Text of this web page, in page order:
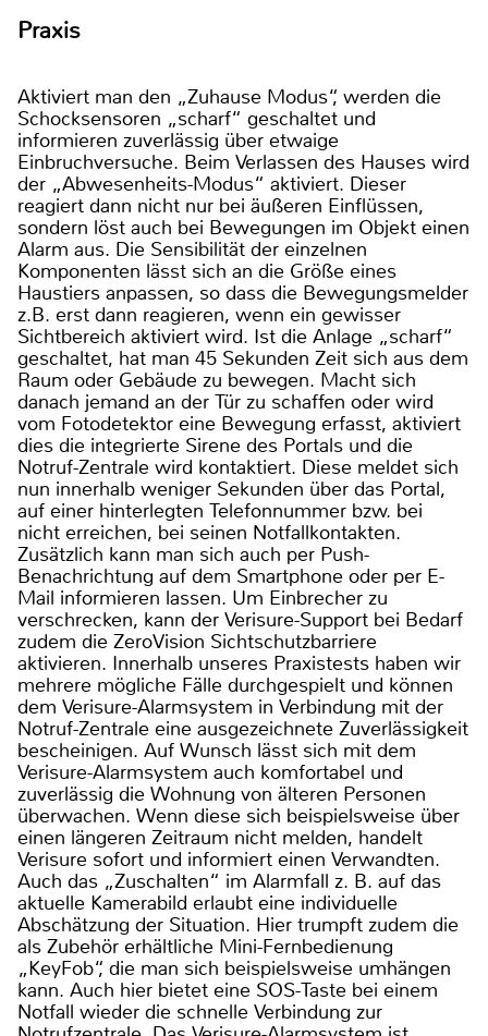
Praxis
Aktiviert man den „Zuhause Modus“, werden die
Schocksensoren „scharf“ geschaltet und
informieren zuverlässig über etwaige
Einbruchversuche. Beim Verlassen des Hauses wird
der „Abwesenheits-Modus“ aktiviert. Dieser
reagiert dann nicht nur bei äußeren Einflüssen,
sondern löst auch bei Bewegungen im Objekt einen
Alarm aus. Die Sensibilität der einzelnen
Komponenten lässt sich an die Größe eines
Haustiers anpassen, so dass die Bewegungsmelder
z.B. erst dann reagieren, wenn ein gewisser
Sichtbereich aktiviert wird. Ist die Anlage „scharf“
geschaltet, hat man 45 Sekunden Zeit sich aus dem
Raum oder Gebäude zu bewegen. Macht sich
danach jemand an der Tür zu schaffen oder wird
vom Fotodetektor eine Bewegung erfasst, aktiviert
dies die integrierte Sirene des Portals und die
Notruf-Zentrale wird kontaktiert. Diese meldet sich
nun innerhalb weniger Sekunden über das Portal,
auf einer hinterlegten Telefonnummer bzw. bei
nicht erreichen, bei seinen Notfallkontakten.
Zusätzlich kann man sich auch per Push-
Benachrichtung auf dem Smartphone oder per E-
Mail informieren lassen. Um Einbrecher zu
verschrecken, kann der Verisure-Support bei Bedarf
zudem die ZeroVision Sichtschutzbarriere
aktivieren. Innerhalb unseres Praxistests haben wir
mehrere mögliche Fälle durchgespielt und können
dem Verisure-Alarmsystem in Verbindung mit der
Notruf-Zentrale eine ausgezeichnete Zuverlässigkeit
bescheinigen. Auf Wunsch lässt sich mit dem
Verisure-Alarmsystem auch komfortabel und
zuverlässig die Wohnung von älteren Personen
überwachen. Wenn diese sich beispielsweise über
einen längeren Zeitraum nicht melden, handelt
Verisure sofort und informiert einen Verwandten.
Auch das „Zuschalten“ im Alarmfall z. B. auf das
aktuelle Kamerabild erlaubt eine individuelle
Abschätzung der Situation. Hier trumpft zudem die
als Zubehör erhältliche Mini-Fernbedienung
„KeyFob“, die man sich beispielsweise umhängen
kann. Auch hier bietet eine SOS-Taste bei einem
Notfall wieder die schnelle Verbindung zur